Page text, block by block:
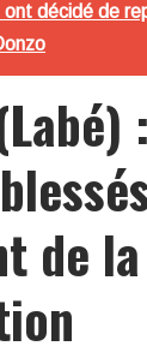
décidé de
de la